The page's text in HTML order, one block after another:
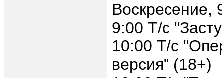
Воскресение,
9:00 Т/с
10:00 Т/с
версия" (18+)